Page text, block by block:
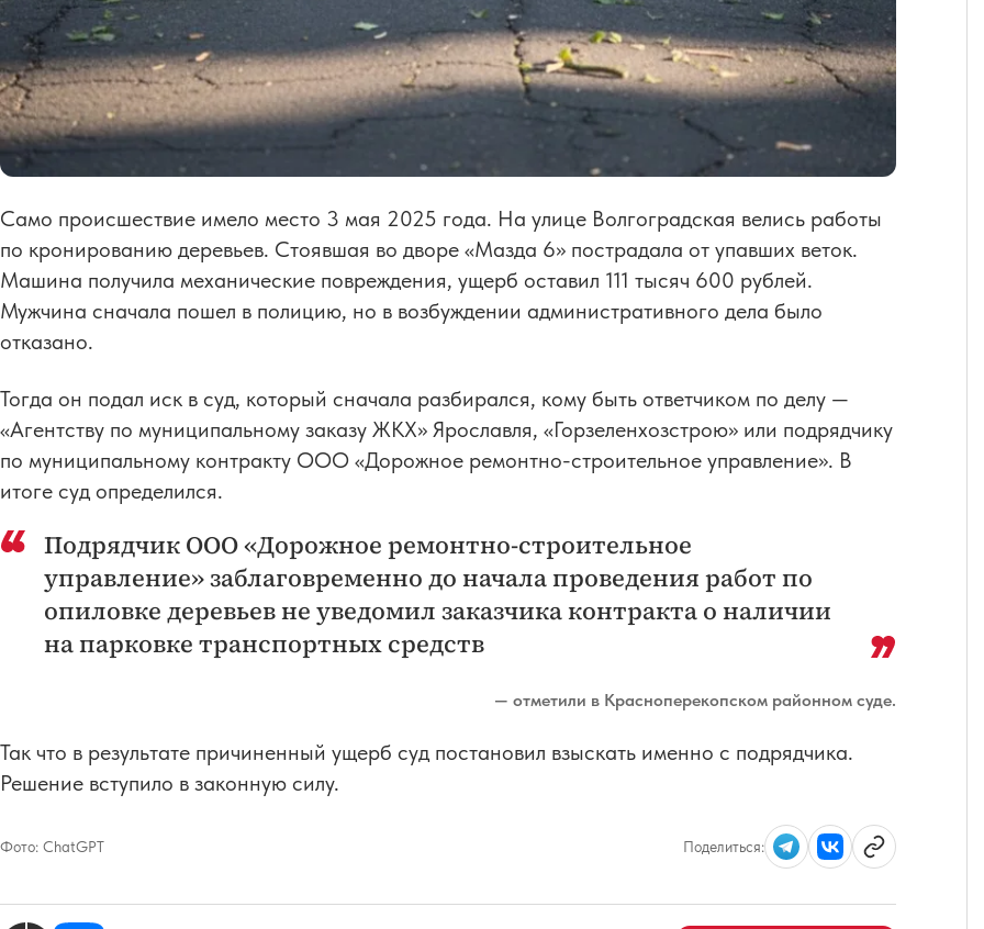
Само происшествие имело место 3 мая 2025 года. На улице Волгоградская велись работы
по кронированию деревьев. Стоявшая во дворе «Мазда 6» пострадала от упавших веток.
Машина получила механические повреждения, ущерб оставил 111 тысяч 600 рублей.
Мужчина сначала пошел в полицию, но в возбуждении административного дела было
отказано.
Тогда он подал иск в суд, который сначала разбирался, кому быть ответчиком по делу —
«Агентству по муниципальному заказу ЖКХ» Ярославля, «Горзеленхозстрою» или подрядчику
по муниципальному контракту ООО «Дорожное ремонтно-строительное управление». В
итоге суд определился.
Подрядчик ООО «Дорожное ремонтно-строительное
управление» заблаговременно до начала проведения работ по
опиловке деревьев не уведомил заказчика контракта о наличии
на парковке транспортных средств
— отметили в Красноперекопском районном суде.
Так что в результате причиненный ущерб суд постановил взыскать именно с подрядчика.
Решение вступило в законную силу.
Фото: ChatGPT Поделиться: